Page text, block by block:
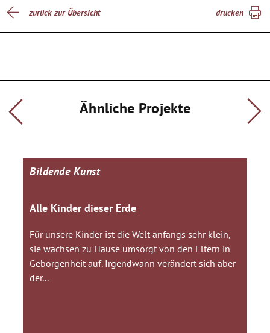
zurück zur Übersicht drucken
Ähnliche Projekte
Bildende Kunst
Alle Kinder dieser Erde
Für unsere Kinder ist die Welt anfangs sehr klein,
sie wachsen zu Hause umsorgt von den Eltern in
Geborgenheit auf. Irgendwann verändert sich aber
der...